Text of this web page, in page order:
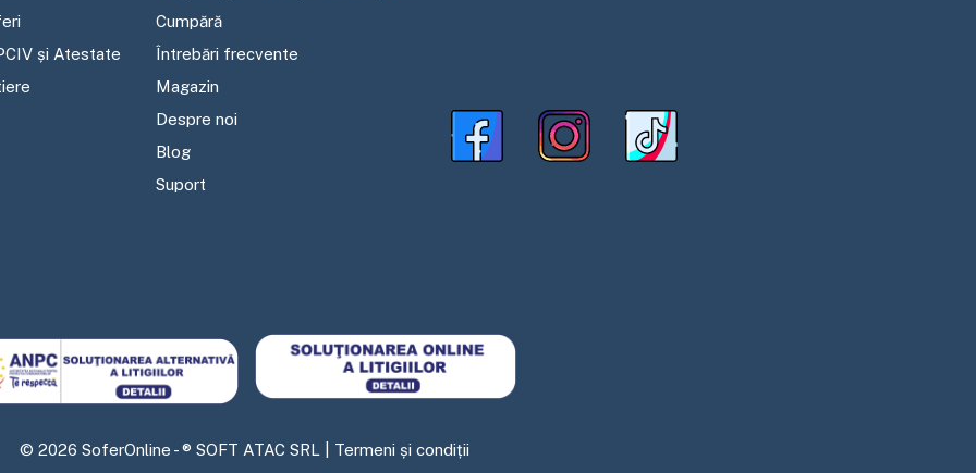
și Atestate
Cumpără
Întrebări frecvente
Magazin
Despre noi
Blog
Suport
© 2026 SoferOnline - ® SOFT ATAC SRL | Termeni și condiții